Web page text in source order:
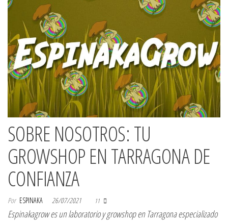
SOBRE NOSOTROS: TU
GROWSHOP EN TARRAGONA DE
CONFIANZA
Por ESPINAKA 26/07/2021 11
Espinakagrow es un laboratorio y growshop en Tarragona especializado